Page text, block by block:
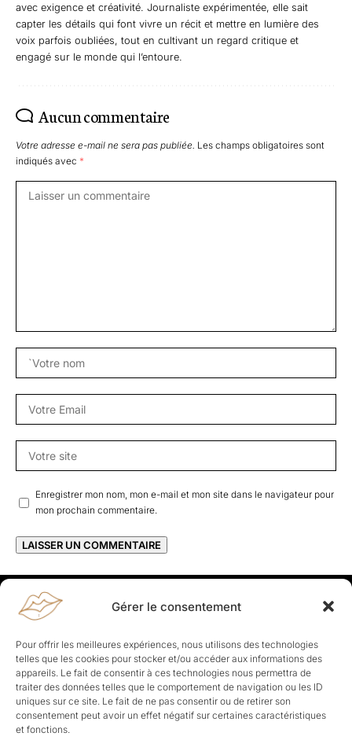
Gérer le consentement
Pour offrir les meilleures expériences, nous utilisons des technologies
telles que les cookies pour stocker et/ou accéder aux informations des
appareils. Le fait de consentir à ces technologies nous permettra de
traiter des données telles que le comportement de navigation ou les ID
uniques sur ce site. Le fait de ne pas consentir ou de retirer son
consentement peut avoir un effet négatif sur certaines caractéristiques
et fonctions.
avec exigence et créativité. Journaliste expérimentée, elle sait
capter les détails qui font vivre un récit et mettre en lumière des
voix parfois oubliées, tout en cultivant un regard critique et
engagé sur le monde qui l’entoure.
Aucun commentaire
Votre adresse e-mail ne sera pas publiée. Les champs obligatoires sont
indiqués avec *
Enregistrer mon nom, mon e-mail et mon site dans le navigateur pour
mon prochain commentaire.
Rapporteuses
À propos de Rapporteuses :Rapporteuses, c’est l’histoire de
Parisiennes, bien dans leurs baskets qui aiment rapporter ce qui leur
cause, leur apporte et leur rapporte !
Les Topics
Société Politique Business Culture
Sport
Lifestyle